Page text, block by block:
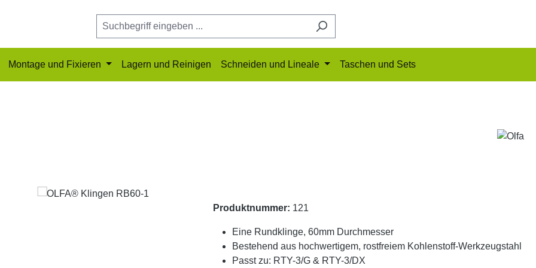
Montage und Fixieren Lagern und Reinigen Schneiden und Lineale Taschen und Sets
Produktnummer: 121
Eine Rundklinge, 60mm Durchmesser
Bestehend aus hochwertigem, rostfreiem Kohlenstoff-Werkzeugstahl
Passt zu: RTY-3/G & RTY-3/DX